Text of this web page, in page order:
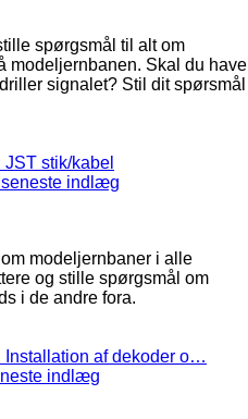
spørgsmål til alt om
modeljernbanen. Skal du have
signalet? Stil dit spørsmål
JST stik/kabel
indlæg
modeljernbaner i alle
og stille spørgsmål om
i de andre fora.
Installation af dekoder o…
indlæg